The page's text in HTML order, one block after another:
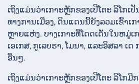
ເຖິງແມ່ນວ່າເກາະຫຼັກຂອງເປີໂຕະ ລິໂກ
ທາງການເມືອງ, ດິນແດນນີ້ຍັງລວມເຂົ້າເ
ຫຼາຍແຫ່ງ. ບາງເກາະທີ່ໂດດເດັ່ນໃນຫມູ່ເ
ເອເກສ, ກູເລບຣາ, ໂມນາ, ແລະອິສລາ ເດ
ອື່ນໆ.
ເຖິງແມ່ນວ່າເກາະຫຼັກຂອງເປີໂຕະ ລິໂກ